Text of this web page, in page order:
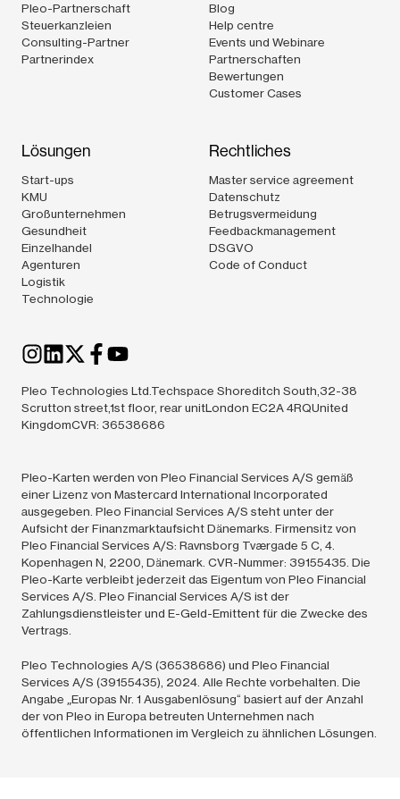
Pleo-Partnerschaft
Steuerkanzleien
Consulting-Partner
Partnerindex
Blog
Help centre
Events und Webinare
Partnerschaften
Bewertungen
Customer Cases
Lösungen
Start-ups
KMU
Großunternehmen
Gesundheit
Einzelhandel
Agenturen
Logistik
Technologie
Rechtliches
Master service agreement
Datenschutz
Betrugsvermeidung
Feedbackmanagement
DSGVO
Code of Conduct
Pleo Technologies Ltd.Techspace Shoreditch South,32-38
Scrutton street,1st floor, rear unitLondon EC2A 4RQUnited
KingdomCVR: 36538686
Pleo-Karten werden von Pleo Financial Services A/S gemäß
einer Lizenz von Mastercard International Incorporated
ausgegeben. Pleo Financial Services A/S steht unter der
Aufsicht der Finanzmarktaufsicht Dänemarks. Firmensitz von
Pleo Financial Services A/S: Ravnsborg Tværgade 5 C, 4.
Kopenhagen N, 2200, Dänemark. CVR-Nummer: 39155435. Die
Pleo-Karte verbleibt jederzeit das Eigentum von Pleo Financial
Services A/S. Pleo Financial Services A/S ist der
Zahlungsdienstleister und E-Geld-Emittent für die Zwecke des
Vertrags.
Pleo Technologies A/S (36538686) und Pleo Financial
Services A/S (39155435), 2024. Alle Rechte vorbehalten. Die
Angabe „Europas Nr. 1 Ausgabenlösung“ basiert auf der Anzahl
der von Pleo in Europa betreuten Unternehmen nach
öffentlichen Informationen im Vergleich zu ähnlichen Lösungen.